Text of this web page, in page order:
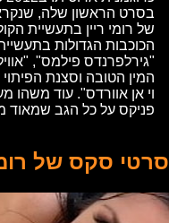
בסרט הראשון שלה,
של רומי ריין בתעשיית
הכוכבות הגדולות
"גירלפרנדס פילמס",
המין הטובה וסצנת
וי אן אוורדס". עוד משהו
פניקס על כל הגב שמאוד
סרטי סקס של